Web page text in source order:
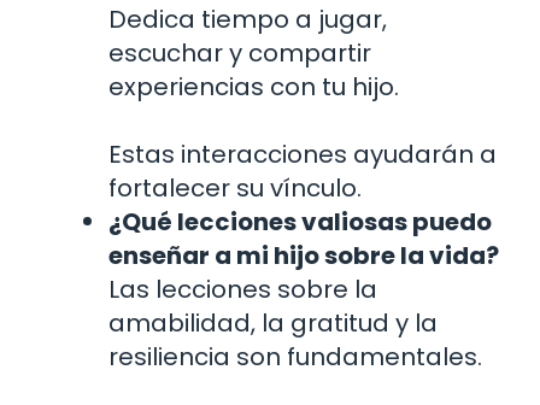
Dedica tiempo a jugar,
escuchar y compartir
experiencias con tu hijo.
Estas interacciones ayudarán a
fortalecer su vínculo.
¿Qué lecciones valiosas puedo
enseñar a mi hijo sobre la vida?
Las lecciones sobre la
amabilidad, la gratitud y la
resiliencia son fundamentales.